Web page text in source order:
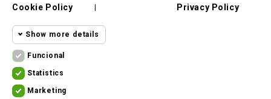
Klients Saka
Cookie Policy Privacy Policy
Show more details
Statistics
cookies
Funcional
Statistics
Marketing